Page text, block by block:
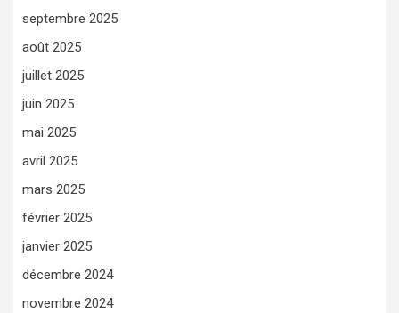
septembre 2025
août 2025
juillet 2025
juin 2025
mai 2025
avril 2025
mars 2025
février 2025
janvier 2025
décembre 2024
novembre 2024